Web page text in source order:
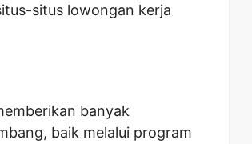
situs lowongan kerja
banyak
baik melalui program